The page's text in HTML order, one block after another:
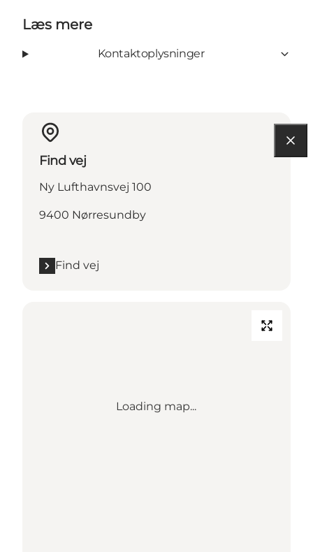
Læs mere
Kontaktoplysninger
Find vej
Ny Lufthavnsvej 100
9400 Nørresundby
Find vej
Loading map...